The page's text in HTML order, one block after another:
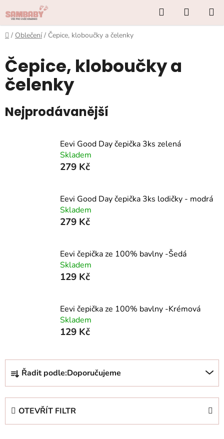
na
obsah
Hledat
KOŠÍK
Domů
/ Oblečení / Čepice, kloboučky a čelenky
Čepice, kloboučky a
čelenky
Nejprodávanější
Eevi Good Day čepička 3ks zelená
Skladem
279 Kč
Eevi Good Day čepička 3ks lodičky - modrá
Skladem
279 Kč
Eevi čepička ze 100% bavlny -Šedá
Skladem
129 Kč
Eevi čepička ze 100% bavlny -Krémová
Skladem
129 Kč
Ř
a
z
e
n
í
Řadit podle:Doporučujeme
OTEVŘÍT FILTR